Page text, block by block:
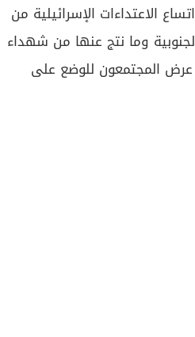
الاعتداءات الإسرائيلية من
وما نتج عنها من شهداء
عرض المجتمعون للوضع على